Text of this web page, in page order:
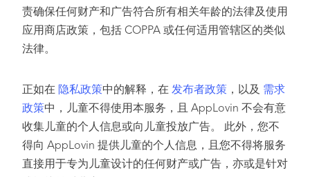
责确保任何财产和广告符合所有相关年龄的法律及使用
应用商店政策，包括 COPPA 或任何适用管辖区的类似
法律。
正如在 隐私政策中的解释，在 发布者政策 ，以及 需求
政策中，儿童不得使用本服务，且 AppLovin 不会有意
收集儿童的个人信息或向儿童投放广告。 此外，您不
得向 AppLovin 提供儿童的个人信息，且您不得将服务
直接用于专为儿童设计的任何财产或广告，亦或是针对